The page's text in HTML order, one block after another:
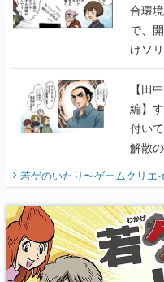
合環
で、
けソ
に行
【田
編】
付い
解散
『少
り】
若ゲのいたり〜ゲームクリエ